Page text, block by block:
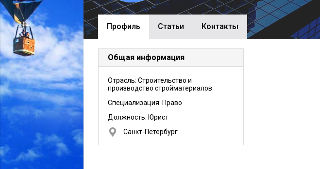
Профиль Cтатьи Контакты
Общая информация
Отрасль: Строительство и
производство стройматериалов
Специализация: Право
Должность: Юрист
Санкт-Петербург